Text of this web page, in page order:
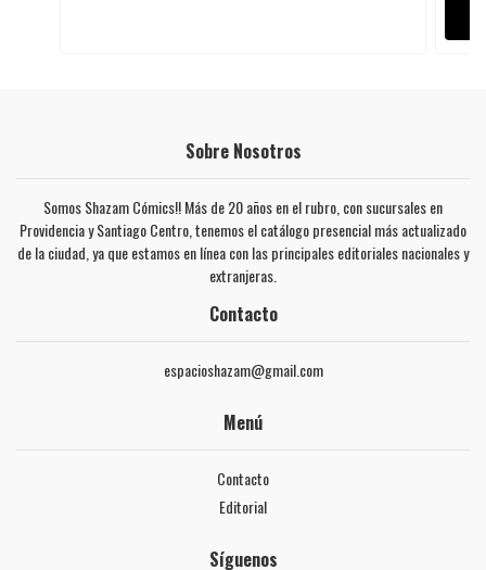
Sobre Nosotros
Somos Shazam Cómics!! Más de 20 años en el rubro, con sucursales en
Providencia y Santiago Centro, tenemos el catálogo presencial más actualizado
de la ciudad, ya que estamos en línea con las principales editoriales nacionales y
extranjeras.
Contacto
espacioshazam@gmail.com
Menú
Contacto
Editorial
Síguenos